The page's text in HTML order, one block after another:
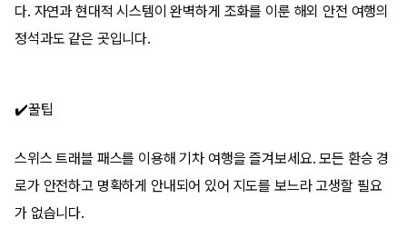
다. 자연과 현대적 시스템이 완벽하게 조화를 이룬 해외 안전 여행의
정석과도 같은 곳입니다.
✔️꿀팁
스위스 트래블 패스를 이용해 기차 여행을 즐겨보세요. 모든 환승 경
로가 안전하고 명확하게 안내되어 있어 지도를 보느라 고생할 필요
가 없습니다.